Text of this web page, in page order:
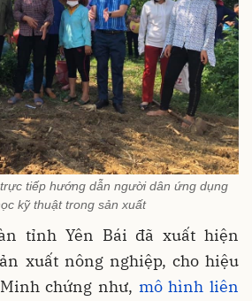
tiếp hướng dẫn người dân ứng dụng
kỹ thuật trong sản xuất
tỉnh Yên Bái đã xuất hiện
xuất nông nghiệp, cho hiệu
chứng như, mô hình liên